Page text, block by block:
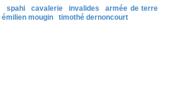
spahi cavalerie invalides
armée de terre
émilien mougin
timothé dernoncourt